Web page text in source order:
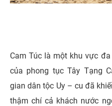
Cam Túc là một khu vực
của phong tục Tây Tạng
gian dân tộc Uy – cu đã
thậm chí cả khách nước